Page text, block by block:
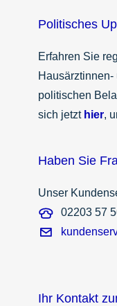
Politisches
Erfahren Sie
politischen
sich jetzt hier,
Haben Sie
Unser
02203 57
Ihr Kontakt